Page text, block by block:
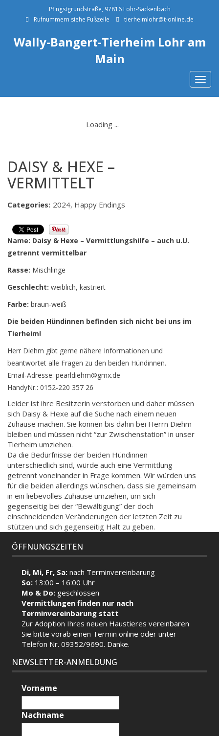
Pfingstgrundstraße, 97816 Lohr-Sackenbach
Rufnummern siehe Fußzeile
tierheimlohr@t-online.de
Wally-Bangert-Tierheim Lohr am
Main
DAISY & HEXE –
VERMITTELT
Categories: 2024, Happy Endings
Name: Daisy & Hexe – Vermittlungshilfe – auch u.U.
getrennt vermittelbar
Rasse: Mischlinge
Geschlecht: weiblich, kastriert
Farbe: braun-weiß
Die beiden Hündinnen befinden sich nicht bei uns im
Tierheim!
Herr Diehm gibt gerne nähere Informationen und
beantwortet alle Fragen zu den beiden Hündinnen.
Email-Adresse: pearldiehm@gmx.de
HandyNr.: 0152-220 357 26
Leider ist ihre Besitzerin verstorben und daher müssen
sich Daisy & Hexe auf die Suche nach einem neuen
Zuhause machen. Sie können bis dahin bei Herrn Diehm
bleiben und müssen nicht “zur Zwischenstation” in unser
Tierheim umziehen.
Da die Bedürfnisse der beiden Hündinnen
unterschiedlich sind, würde auch eine Vermittlung
getrennt voneinander in Frage kommen. Wir würden uns
für die beiden allerdings wünschen, dass sie gemeinsam
in ein liebevolles Zuhause umziehen, um sich
gegenseitig bei der “Bewältigung” der doch
einschneidenden Veränderungen der letzten Zeit zu
stützen und sich gegenseitig Halt zu geben.
ÖFFNUNGSZEITEN
Di, Mi, Fr, Sa:nach Terminvereinbarung
So: 13:00 – 16:00 Uhr
Mo & Do: geschlossen
Vermittlungen finden nur nach
Terminvereinbarung statt
Zur Adoption Ihres neuen Haustieres vereinbaren
Sie bitte vorab einen Terminonline oder unter
Telefon Nr. 09352/9690. Danke.
NEWSLETTER-ANMELDUNG
Vorname
Nachname